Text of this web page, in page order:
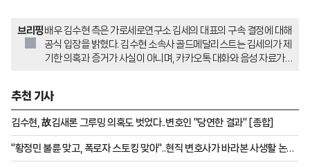
브리핑배우 김수현 측은 가로세로연구소 김세의 대표의 구속 결정에 대해
공식 입장을 밝혔다. 김수현 소속사 골드메달리스트는 김세의가 제
기한 의혹과 증거가 사실이 아니며, 카카오톡 대화와 음성 자료가
범죄 특례법 위반, 협박 등의 혐의로 구속영장을 발부했다.
추천 기사
김수현, 故김새론 그루밍 의혹도 벗었다..변호인 "당연한 결과" [종합]
"황정민 불륜 맞고, 폭로자 스토킹 맞아"..현직 변호사가 바라본 사생활 논란
[스타이슈]